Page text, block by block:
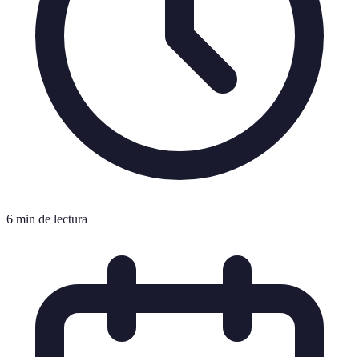
6 min de lectura